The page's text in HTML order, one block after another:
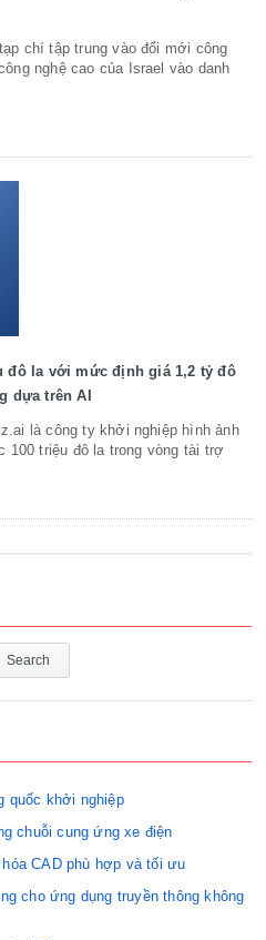
chí tập trung vào đổi mới công
nghệ cao của Israel vào danh
đô la với mức định giá 1,2 tỷ đô
dựa trên AI
là công ty khởi nghiệp hình ảnh
100 triệu đô la trong vòng tài trợ
quốc khởi nghiệp
chuỗi cung ứng xe điện
CAD phù hợp và tối ưu
cho ứng dụng truyền thông không